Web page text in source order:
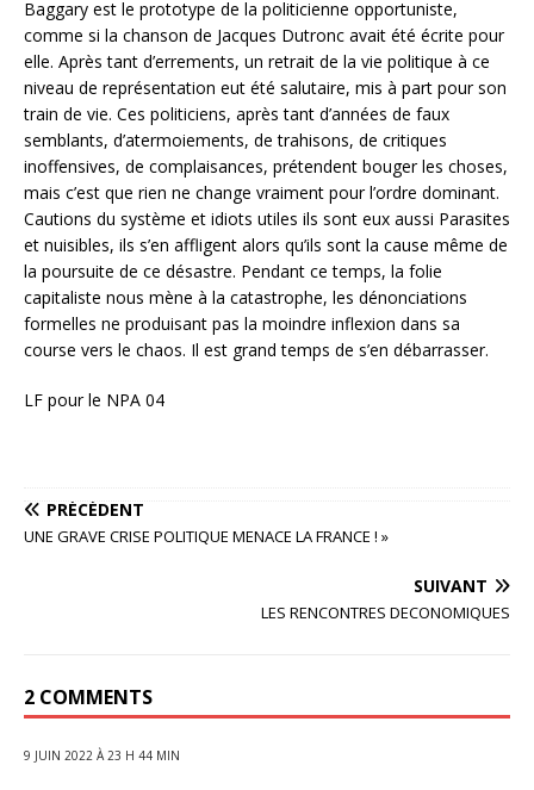
Baggary est le prototype de la politicienne opportuniste,
comme si la chanson de Jacques Dutronc avait été écrite pour
elle. Après tant d’errements, un retrait de la vie politique à ce
niveau de représentation eut été salutaire, mis à part pour son
train de vie. Ces politiciens, après tant d’années de faux
semblants, d’atermoiements, de trahisons, de critiques
inoffensives, de complaisances, prétendent bouger les choses,
mais c’est que rien ne change vraiment pour l’ordre dominant.
Cautions du système et idiots utiles ils sont eux aussi Parasites
et nuisibles, ils s’en affligent alors qu’ils sont la cause même de
la poursuite de ce désastre. Pendant ce temps, la folie
capitaliste nous mène à la catastrophe, les dénonciations
formelles ne produisant pas la moindre inflexion dans sa
course vers le chaos. Il est grand temps de s’en débarrasser.
LF pour le NPA 04
PRÉCÉDENT
UNE GRAVE CRISE POLITIQUE MENACE LA FRANCE ! »
SUIVANT
LES RENCONTRES DECONOMIQUES
2 COMMENTS
9 JUIN 2022 À 23 H 44 MIN